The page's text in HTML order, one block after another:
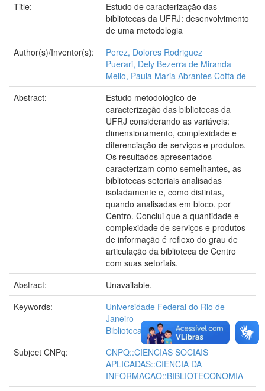
Title:
Estudo de caracterização das
bibliotecas da UFRJ: desenvolvimento
de uma metodologia
Author(s)/Inventor(s):
Perez, Dolores Rodriguez
Puerari, Dely Bezerra de Miranda
Mello, Paula Maria Abrantes Cotta de
Abstract:
Estudo metodológico de
caracterização das bibliotecas da
UFRJ considerando as variáveis:
dimensionamento, complexidade e
diferenciação de serviços e produtos.
Os resultados apresentados
caracterizam como semelhantes, as
bibliotecas setoriais analisadas
isoladamente e, como distintas,
quando analisadas em bloco, por
Centro. Conclui que a quantidade e
complexidade de serviços e produtos
de informação é reflexo do grau de
articulação da biblioteca de Centro
com suas setoriais.
Abstract:
Unavailable.
Keywords:
Universidade Federal do Rio de
Janeiro
Bibliotecas universitárias
Subject CNPq:
CNPQ::CIENCIAS SOCIAIS
APLICADAS::CIENCIA DA
INFORMACAO::BIBLIOTECONOMIA